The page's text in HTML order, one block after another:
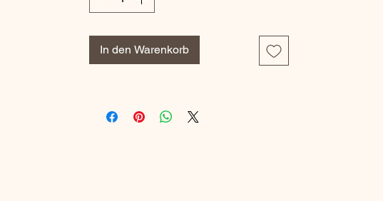
un ensemble harmonieux.
✔ Coupe couvrante pour un confort
optimal
✔ Finitions soignées pour un tombé parfait
In den Warenkorb